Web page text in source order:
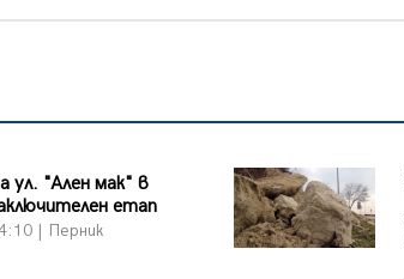
ул. "Ален мак" в
етап
| Перник